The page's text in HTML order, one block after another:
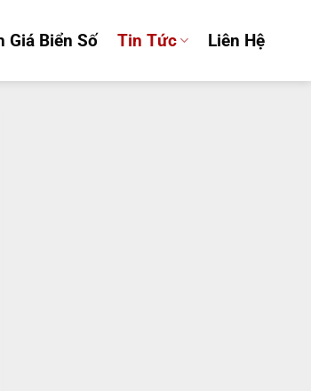
Giá Biển Số Tin Tức Liên Hệ